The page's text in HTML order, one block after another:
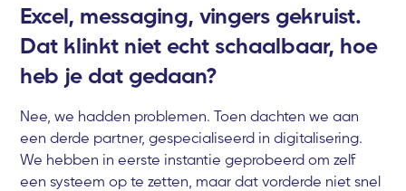
Excel, messaging, vingers gekruist.
Dat klinkt niet echt schaalbaar, hoe
heb je dat gedaan?
Nee, we hadden problemen. Toen dachten we aan
een derde partner, gespecialiseerd in digitalisering.
We hebben in eerste instantie geprobeerd om zelf
een systeem op te zetten, maar dat vorderde niet snel